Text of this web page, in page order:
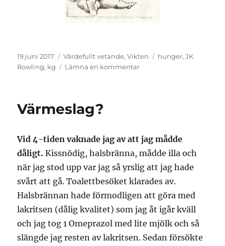
Publicerat
den
19 juni 2017 Kategorier
Värdefullt vetande,Vikten Etiketter
hunger,JK
Rowling, kg Lämna en kommentartill
Värmeslag?
Vid 4-tiden vaknade jag av att jag mådde
dåligt. Kissnödig, halsbränna, mådde illa och
när jag stod upp var jag så yrslig att jag hade
svårt att gå. Toalettbesöket klarades av.
Halsbrännan hade förmodligen att göra med
lakritsen (dålig kvalitet) som jag åt igår kväll
och jag tog 1 Omeprazol med lite mjölk och så
slängde jag resten av lakritsen. Sedan försökte